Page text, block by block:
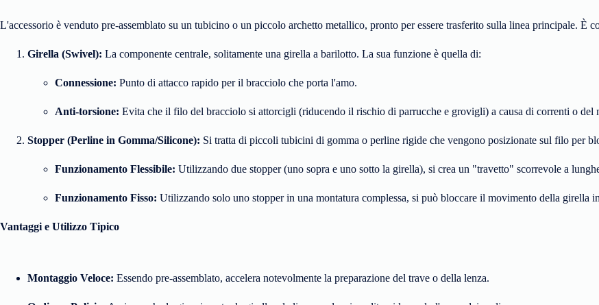
L'accessorio è venduto pre-assemblato su un tubicino o un piccolo archetto metallico, pronto per essere trasferito sulla linea principale. È
Girella (Swivel): La componente centrale, solitamente una girella a barilotto. La sua funzione è quella di:
Connessione: Punto di attacco rapido per il bracciolo che porta l'amo.
Anti-torsione: Evita che il filo del bracciolo si attorcigli (riducendo il rischio di parrucche e grovigli) a causa di correnti o del
Stopper (Perline in Gomma/Silicone): Si tratta di piccoli tubicini di gomma o perline rigide che vengono posizionate sul filo per
Funzionamento Flessibile: Utilizzando due stopper (uno sopra e uno sotto la girella), si crea un "travetto" scorrevole a
Funzionamento Fisso: Utilizzando solo uno stopper in una montatura complessa, si può bloccare il movimento della girella
Vantaggi e Utilizzo Tipico
Montaggio Veloce: Essendo pre-assemblato, accelera notevolmente la preparazione del trave o della lenza.